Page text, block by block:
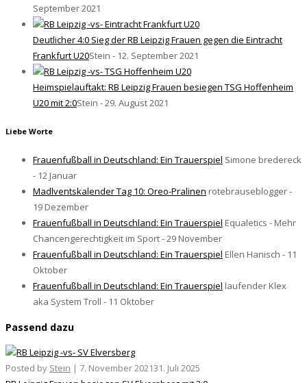
September 2021
Deutlicher 4:0 Sieg der RB Leipzig Frauen gegen die Eintracht
Frankfurt U20Stein - 12. September 2021
Heimspielauftakt: RB Leipzig Frauen besiegen TSG Hoffenheim
U20 mit 2:0Stein - 29. August 2021
Liebe Worte
Frauenfußball in Deutschland: Ein Trauerspiel Simone bredereck
- 12 Januar
Madlventskalender Tag 10: Oreo-Pralinen rotebrauseblogger -
19 Dezember
Frauenfußball in Deutschland: Ein Trauerspiel Equaletics - Mehr
Chancengerechtigkeit im Sport - 29 November
Frauenfußball in Deutschland: Ein Trauerspiel Ellen Hanisch - 11
Oktober
Frauenfußball in Deutschland: Ein Trauerspiel laufender Klex
aka System Troll - 11 Oktober
Passend dazu
Posted by Stein | 7. November 202131. Juli 2025